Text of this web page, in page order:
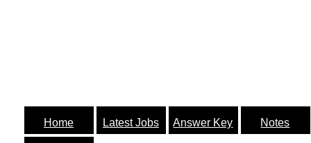
Home Latest Jobs Answer Key Notes